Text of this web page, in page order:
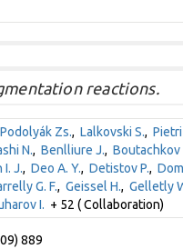
reactions.
Podolyák Zs., Lalkovski S., Pietri
N., Benlliure J., Boutachkov
I. J., Deo A. Y., Detistov P.,
G. F., Geissel H., Gelletly
I. + 52 ( Collaboration)
889